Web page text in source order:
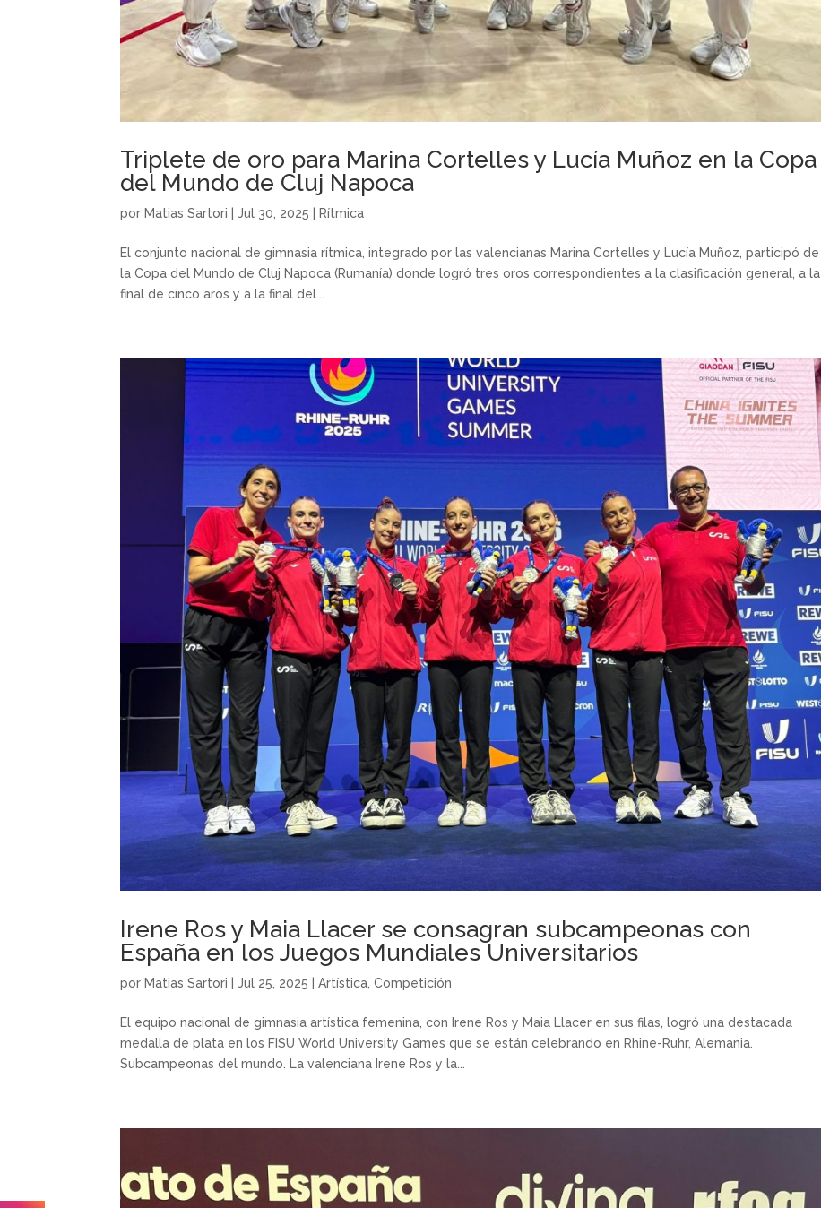
Triplete de oro para Marina Cortelles y Lucía Muñoz en la Copa
del Mundo de Cluj Napoca
por Matias Sartori |Jul 30, 2025 Rítmica
El conjunto nacional de gimnasia rítmica, integrado por las valencianas Marina Cortelles y Lucía Muñoz, participó de
la Copa del Mundo de Cluj Napoca (Rumanía) donde logró tres oros correspondientes a la clasificación general, a la
final de cinco aros y a la final del...
Irene Ros y Maia Llacer se consagran subcampeonas con
España en los Juegos Mundiales Universitarios
por Matias Sartori |Jul 25, 2025 |Artística ,Competición
El equipo nacional de gimnasia artística femenina, con Irene Ros y Maia Llacer en sus filas, logró una destacada
medalla de plata en los FISU World University Games que se están celebrando en Rhine-Ruhr, Alemania.
Subcampeonas del mundo. La valenciana Irene Ros y la...